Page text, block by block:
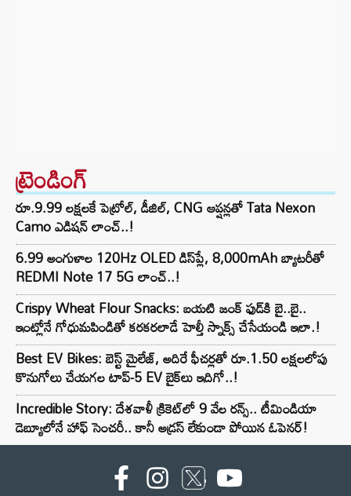
ట్రెండింగ్‌
రూ.9.99 లక్షలకే పెట్రోల్, డీజిల్, CNG ఆప్షన్లతో Tata Nexon
Camo ఎడిషన్ లాంచ్..!
6.99 అంగుళాల 120Hz OLED డిస్‌ప్లే, 8,000mAh బ్యాటరీతో
REDMI Note 17 5G లాంచ్..!
Crispy Wheat Flour Snacks: బయటి జంక్ ఫుడ్‌కి బై..బై..
ఇంట్లోనే గోధుమపిండితో కరకరలాడే హెల్తీ స్నాక్స్ చేసేయండి ఇలా.!
Best EV Bikes: బెస్ట్ మైలేజ్, అదిరే ఫీచర్లతో రూ.1.50 లక్షలలోపు
కొనుగోలు చేయగల టాప్-5 EV బైక్‌లు ఇదిగో..!
Incredible Story: దేశవాళీ క్రికెట్‌లో 9 వేల రన్స్.. టీమిండియా
డెబ్యూలోనే హాఫ్ సెంచరీ.. కానీ అడ్రస్ లేకుండా పోయిన ఓపెనర్!